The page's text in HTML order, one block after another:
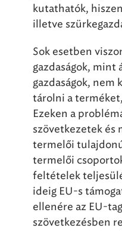
kutathatók,
illetve
Sok esetben
gazdaságok, mint
gazdaságok, nem
tárolni a
Ezeken a
szövetkezetek és
termelői
termelői
feltételek
ideig EU-s
ellenére az EU-
szövetkezésben